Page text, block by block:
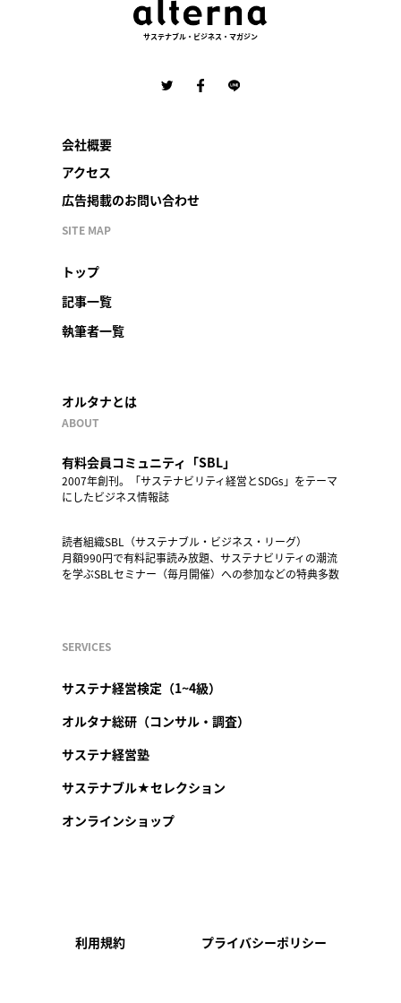
サステナブル・ビジネス・マガジン
会社概要
アクセス
広告掲載のお問い合わせ
SITE MAP
トップ
記事一覧
執筆者一覧
オルタナとは
ABOUT
有料会員コミュニティ「SBL」
2007年創刊。「サステナビリティ経営とSDGs」をテーマ
にしたビジネス情報誌
読者組織SBL（サステナブル・ビジネス・リーグ）
月額990円で有料記事読み放題、サステナビリティの潮流
を学ぶSBLセミナー（毎月開催）への参加などの特典多数
SERVICES
サステナ経営検定（1~4級）
オルタナ総研（コンサル・調査）
サステナ経営塾
サステナブル★セレクション
オンラインショップ
利用規約 プライバシーポリシー